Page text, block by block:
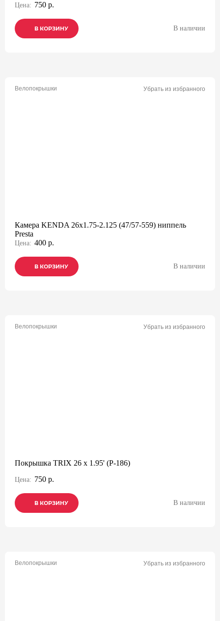
Цена: 750 р.
В КОРЗИНУ
В КОРЗИНУ
В КОРЗИНУ В наличии
Велопокрышки Убрать из избранного
Камера KENDA 26x1.75-2.125 (47/57-559) ниппель
Presta
Цена: 400 р.
В КОРЗИНУ
В КОРЗИНУ
В КОРЗИНУ В наличии
Велопокрышки Убрать из избранного
Покрышка TRIX 26 x 1.95' (P-186)
Цена: 750 р.
В КОРЗИНУ
В КОРЗИНУ
В КОРЗИНУ В наличии
Велопокрышки Убрать из избранного